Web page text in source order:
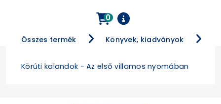
Összes termék Könyvek, kiadványok
Körúti kalandok - Az első villamos nyomában
0